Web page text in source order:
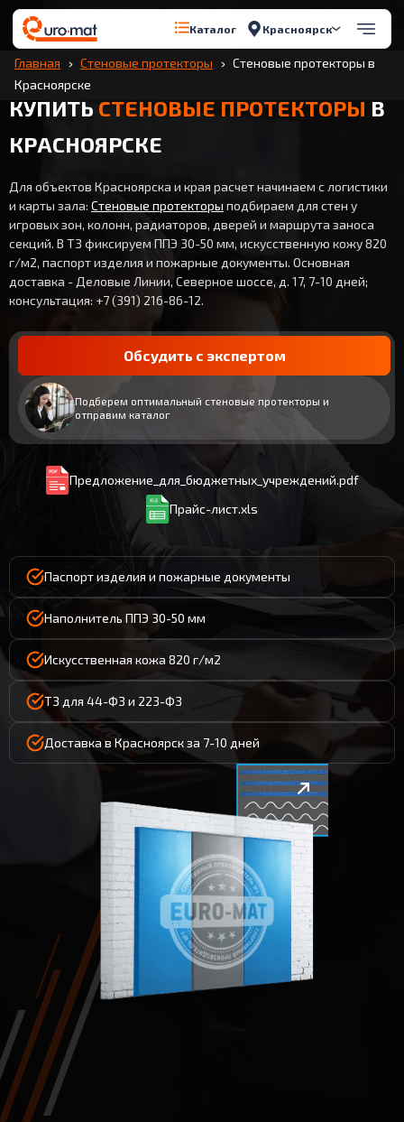
Каталог Красноярск
Главная Стеновые протекторы
Стеновые протекторы в
Красноярске
КУПИТЬ СТЕНОВЫЕ ПРОТЕКТОРЫ В
КРАСНОЯРСКЕ
Для объектов Красноярска и края расчет начинаем с логистики
и карты зала: Стеновые протекторы подбираем для стен у
игровых зон, колонн, радиаторов, дверей и маршрута заноса
секций. В ТЗ фиксируем ППЭ 30-50 мм, искусственную кожу 820
г/м2, паспорт изделия и пожарные документы. Основная
доставка - Деловые Линии, Северное шоссе, д. 17, 7-10 дней;
консультация: +7 (391) 216-86-12.
Обсудить с экспертом
Подберем оптимальный стеновые протекторы и
отправим каталог
Предложение_для_бюджетных_учреждений.pdf
Прайс-лист.xls
Паспорт изделия и пожарные документы
Наполнитель ППЭ 30-50 мм
Искусственная кожа 820 г/м2
ТЗ для 44-ФЗ и 223-ФЗ
Доставка в Красноярск за 7-10 дней